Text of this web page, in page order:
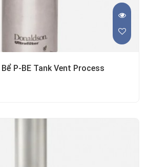
P-BE Tank Vent Process